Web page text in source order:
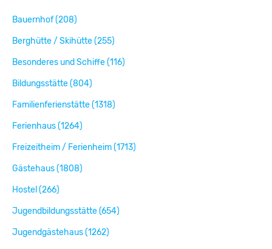
Bauernhof (208)
Berghütte / Skihütte (255)
Besonderes und Schiffe (116)
Bildungsstätte (804)
Familienferienstätte (1318)
Ferienhaus (1264)
Freizeitheim / Ferienheim (1713)
Gästehaus (1808)
Hostel (266)
Jugendbildungsstätte (654)
Jugendgästehaus (1262)